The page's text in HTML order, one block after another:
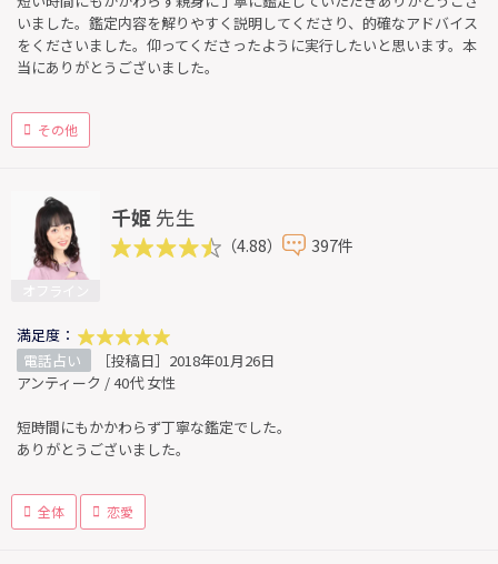
いました。鑑定内容を解りやすく説明してくださり、的確なアドバイス
をくださいました。仰ってくださったように実行したいと思います。本
当にありがとうございました。
その他
千姫 先生
（4.88） 397件
満足度：
電話占い
［投稿日］2018年01月26日
アンティーク / 40代 女性
短時間にもかかわらず丁寧な鑑定でした。
ありがとうございました。
全体 恋愛